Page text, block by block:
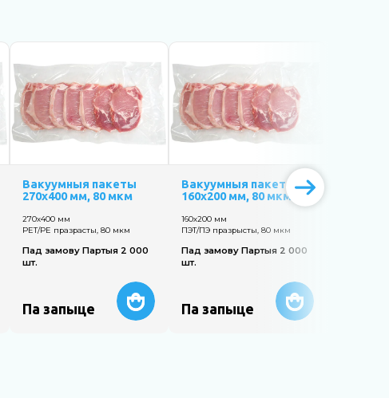
Вакуумныя пакеты
270х400 мм, 80 мкм
270х400 мм
PET/PE празрасты, 80 мкм
Пад замову Партыя 2 000
шт.
Па запыце
Вакуумныя пакеты
160х200 мм, 80 мкм
160х200 мм
ПЭТ/ПЭ празрысты, 80 мкм
Пад замову Партыя 2 000
шт.
Па запыце